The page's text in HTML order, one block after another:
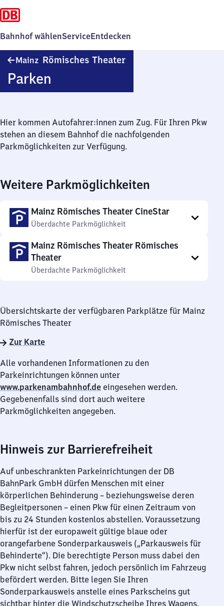
Bahnhof wählenServiceEntdecken
Mainz Römisches Theater
Parken
Hier kommen Autofahrer:innen zum Zug. Für Ihren Pkw
stehen an diesem Bahnhof die nachfolgenden
Parkmöglichkeiten zur Verfügung.
Weitere Parkmöglichkeiten
Mainz Römisches Theater CineStar
Überdachte Parkmöglichkeit
Mainz Römisches Theater Römisches
Theater
Überdachte Parkmöglichkeit
Übersichtskarte der verfügbaren Parkplätze für Mainz
Römisches Theater
Zur Karte
Alle vorhandenen Informationen zu den
Parkeinrichtungen können unter
www.parkenambahnhof.de eingesehen werden.
Gegebenenfalls sind dort auch weitere
Parkmöglichkeiten angegeben.
Hinweis zur Barrierefreiheit
Auf unbeschrankten Parkeinrichtungen der DB
BahnPark GmbH dürfen Menschen mit einer
körperlichen Behinderung – beziehungsweise deren
Begleitpersonen – einen Pkw für einen Zeitraum von
bis zu 24 Stunden kostenlos abstellen. Voraussetzung
hierfür ist der europaweit gültige blaue oder
orangefarbene Sonderparkausweis („Parkausweis für
Behinderte“). Die berechtigte Person muss dabei den
Pkw nicht selbst fahren, jedoch persönlich im Fahrzeug
befördert werden. Bitte legen Sie Ihren
Sonderparkausweis anstelle eines Parkscheins gut
sichtbar hinter die Windschutzscheibe Ihres Wagens.